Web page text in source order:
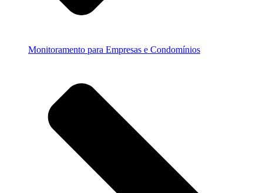
Monitoramento para Empresas e Condomínios